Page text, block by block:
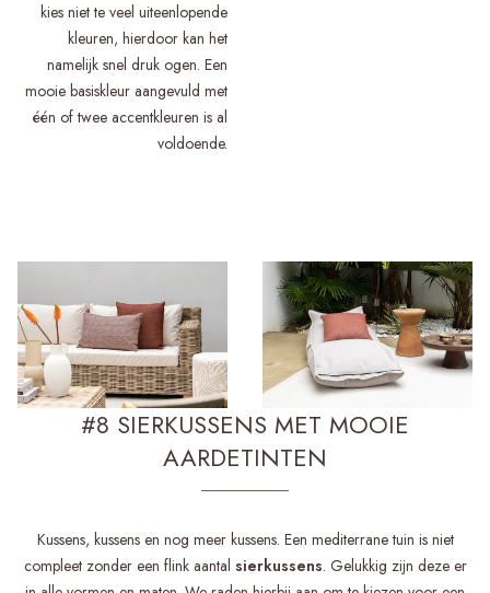
kies niet te veel uiteenlopende
kleuren, hierdoor kan het
namelijk snel druk ogen. Een
mooie basiskleur aangevuld met
één of twee accentkleuren is al
voldoende.
#8 SIERKUSSENS MET MOOIE
AARDETINTEN
Kussens, kussens en nog meer kussens. Een mediterrane tuin is niet
compleet zonder een flink aantal sierkussens. Gelukkig zijn deze er